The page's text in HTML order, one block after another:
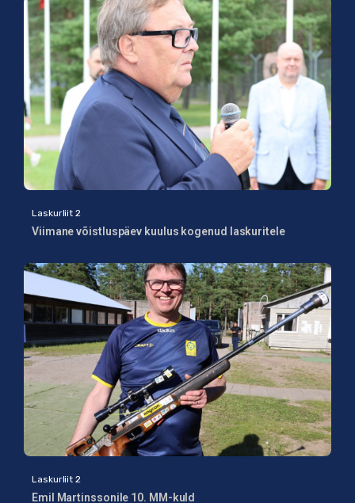
Laskurliit 2
Viimane võistluspäev kuulus kogenud laskuritele
Laskurliit 2
Emil Martinssonile 10. MM-kuld